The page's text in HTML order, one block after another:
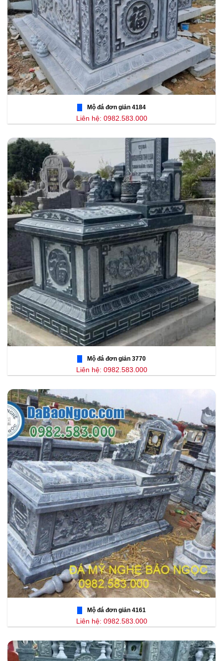
Mộ đá đơn giản 4184
Liên hệ: 0982.583.000
Mộ đá đơn giản 3770
Liên hệ: 0982.583.000
Mộ đá đơn giản 4161
Liên hệ: 0982.583.000